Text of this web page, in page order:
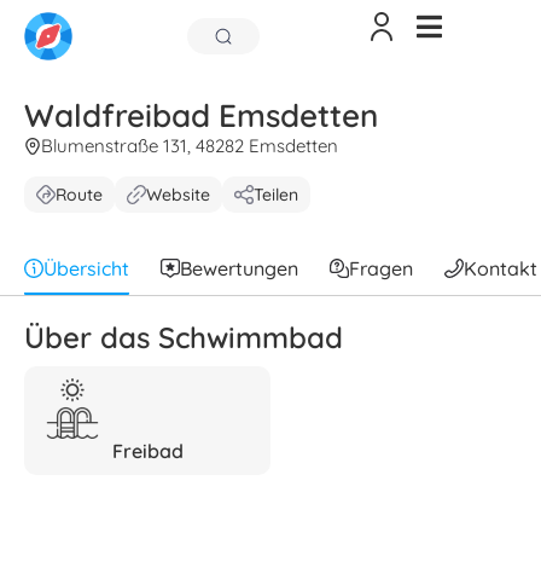
Waldfreibad Emsdetten
Blumenstraße 131, 48282 Emsdetten
Route Website Teilen
Übersicht Bewertungen Fragen Kontakt
Über das Schwimmbad
Freibad